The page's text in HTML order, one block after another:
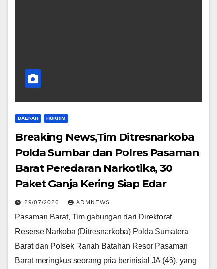
DAERAH HUKRIM
Breaking News,Tim Ditresnarkoba
Polda Sumbar dan Polres Pasaman
Barat Peredaran Narkotika, 30
Paket Ganja Kering Siap Edar
29/07/2026 ADMNEWS
Pasaman Barat, Tim gabungan dari Direktorat
Reserse Narkoba (Ditresnarkoba) Polda Sumatera
Barat dan Polsek Ranah Batahan Resor Pasaman
Barat meringkus seorang pria berinisial JA (46), yang